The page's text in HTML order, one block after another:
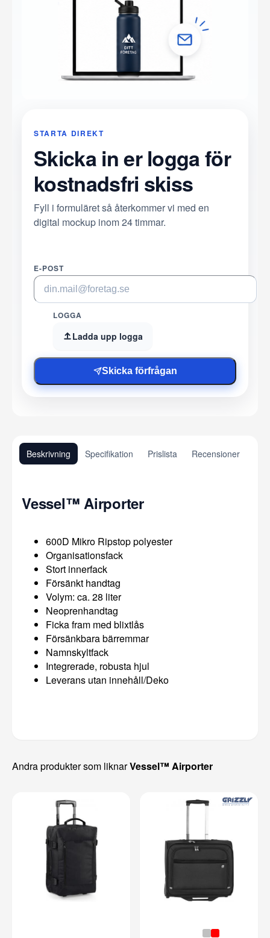
STARTA DIREKT
Skicka in er logga för
kostnadsfri skiss
Fyll i formuläret så återkommer vi med en
digital mockup inom 24 timmar.
E-POST
LOGGA
Ladda upp logga
Skicka förfrågan
Beskrivning Specifikation Prislista Recensioner
Vessel™ Airporter
600D Mikro Ripstop polyester
Organisationsfack
Stort innerfack
Försänkt handtag
Volym: ca. 28 liter
Neoprenhandtag
Ficka fram med blixtlås
Försänkbara bärremmar
Namnskyltfack
Integrerade, robusta hjul
Leverans utan innehåll/Deko
Andra produkter som liknarVessel™ Airporter